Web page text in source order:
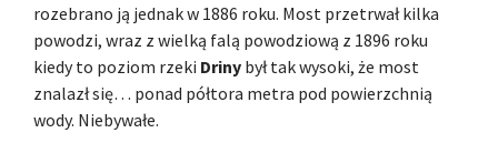
rozebrano ją jednak w 1886 roku. Most przetrwał kilka
powodzi, wraz z wielką falą powodziową z 1896 roku
kiedy to poziom rzeki Driny był tak wysoki, że most
znalazł się… ponad półtora metra pod powierzchnią
wody. Niebywałe.